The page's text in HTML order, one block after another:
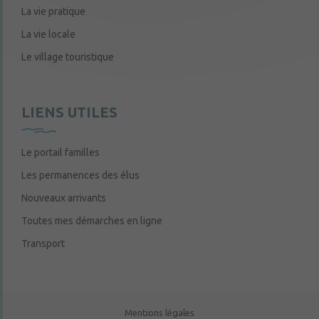
La vie pratique
La vie locale
Le village touristique
LIENS UTILES
Le portail familles
Les permanences des élus
Nouveaux arrivants
Toutes mes démarches en ligne
Transport
Mentions légales